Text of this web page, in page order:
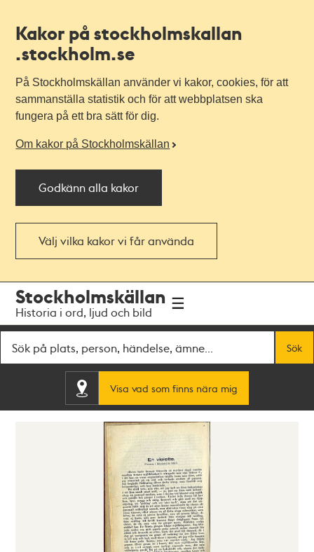
Kakor på stockholmskallan
.stockholm.se
På Stockholmskällan använder vi kakor, cookies, för att
sammanställa statistik och för att webbplatsen ska
fungera på ett bra sätt för dig.
Om kakor på Stockholmskällan
Godkänn alla kakor
Välj vilka kakor vi får använda
navigationen
huvudinnehållet
Stockholmskällan
Historia i ord, ljud och bild
Sök
Visa vad som finns nära mig